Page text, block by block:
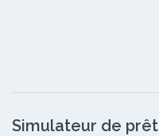
Simulateur de prêt